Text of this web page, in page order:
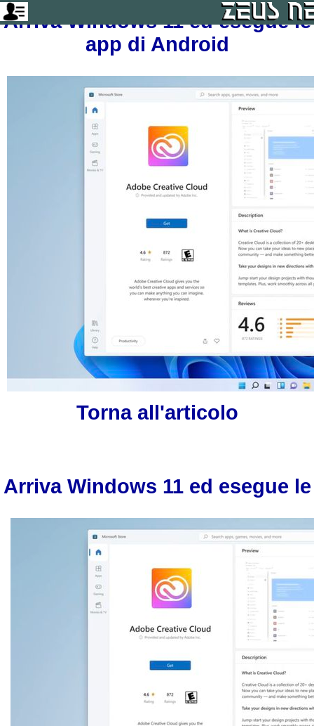
Arriva Windows 11 ed esegue le
app di Android
Torna all'articolo
Arriva Windows 11 ed esegue